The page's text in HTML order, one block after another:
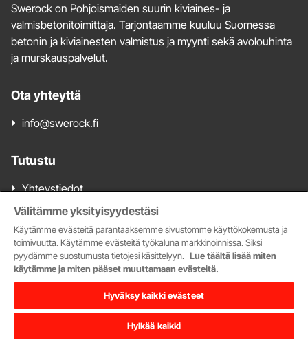
Swerock on Pohjoismaiden suurin kiviaines- ja
valmisbetonitoimittaja. Tarjontaamme kuuluu Suomessa
betonin ja kiviainesten valmistus ja myynti sekä avolouhinta
ja murskauspalvelut.
Ota yhteyttä
info@swerock.fi
Tutustu
Yhteystiedot
Valmisbetonimyynti
Kiviainesmyynti
Tarjoa meille kiviainesalueita
Myytävät kiviainesalueet
Swerock.se
Välitämme yksityisyydestäsi
Käytämme evästeitä parantaaksemme sivustomme käyttökokemusta ja
toimivuutta. Käytämme evästeitä työkaluna markkinoinnissa. Siksi
pyydämme suostumusta tietojesi käsittelyyn. Lue täältä lisää miten
käytämme ja miten pääset muuttamaan evästeitä.
Hyväksy kaikki evästeet
Hylkää kaikki